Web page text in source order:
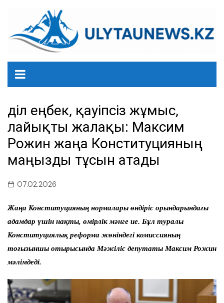
содержанию
Әділ еңбек, қауіпсіз жұмыс,
лайықты жалақы: Максим
Рожин жаңа Конституцияның
маңызды тұсын атады
07.02.2026
Жаңа Конституцияның нормалары өндіріс орындарындағы
адамдар үшін нақты, өмірлік мәнге ие. Бұл туралы
Конституциялық реформа жөніндегі комиссияның
тоғызыншы отырысында Мәжіліс депутаты Максим Рожин
мәлімдеді.